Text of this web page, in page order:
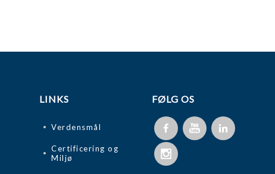
LINKS
Verdensmål
Certificering og
Miljø
FØLG OS